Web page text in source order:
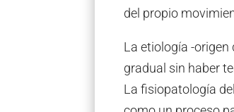
del propio
La etiología -origen
gradual sin haber
La fisiopatología